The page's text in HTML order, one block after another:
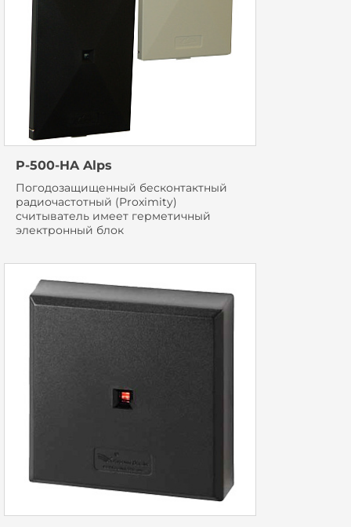
P-500-HA Alps
Погодозащищенный бесконтактный
радиочастотный (Proximity)
считыватель имеет герметичный
электронный блок